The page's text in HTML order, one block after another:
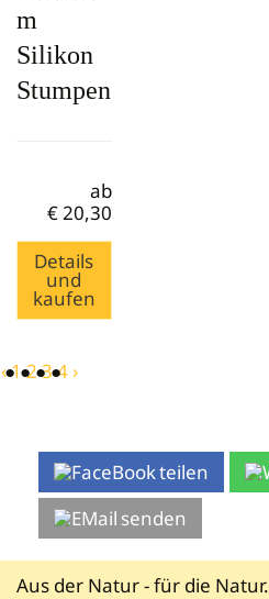
m
Silikon
Stumpen
ab
€20,30
Details
und
kaufen
‹1234 ›
teilen
senden
Aus der Natur - für die Natur.